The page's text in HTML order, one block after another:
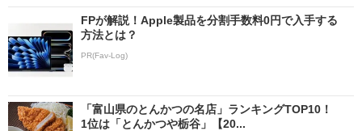
FPが解説！Apple製品を分割手数料0円で入手する
方法とは？
PR(Fav-Log)
「富山県のとんかつの名店」ランキングTOP10！
1位は「とんかつや栃谷」【20...